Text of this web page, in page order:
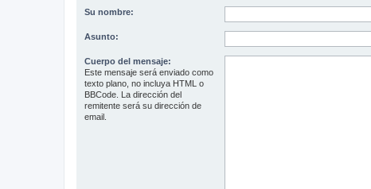
Su nombre:
Asunto:
Cuerpo del mensaje:
Este mensaje será enviado como
texto plano, no incluya HTML o
BBCode. La dirección del
remitente será su dirección de
email.